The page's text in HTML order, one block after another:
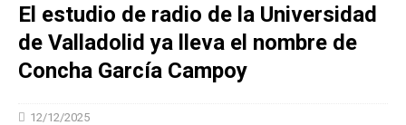
El estudio de radio de la Universidad
de Valladolid ya lleva el nombre de
Concha García Campoy
12/12/2025